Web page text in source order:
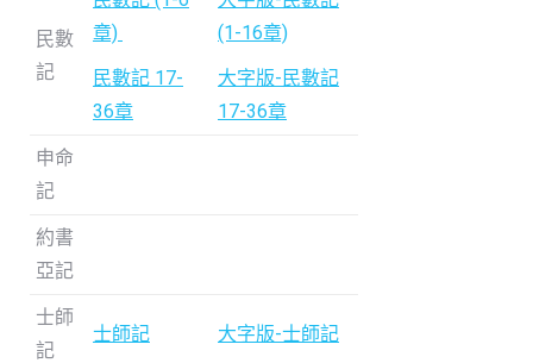
民數
記
章)
民數記 17-
36章
(1-16章)
大字版-民數記
17-36章
申命
記
約書
亞記
士師
記
士師記 大字版-士師記